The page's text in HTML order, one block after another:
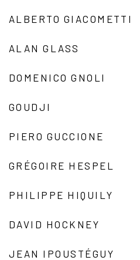
ALBERTO GIACOMETTI
ALAN GLASS
DOMENICO GNOLI
GOUDJI
PIERO GUCCIONE
GRÉGOIRE HESPEL
PHILIPPE HIQUILY
DAVID HOCKNEY
JEAN IPOUSTÉGUY